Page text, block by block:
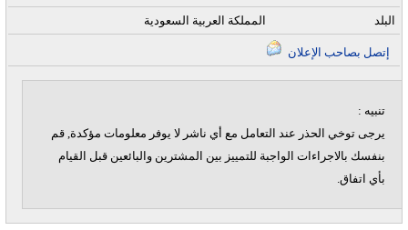
المملكة العربية السعودية البلد
تنبيه :
يرجى توخي الحذر عند التعامل مع أي ناشر لا يوفر معلومات مؤكدة, قم
بنفسك بالاجراءات الواجبة للتمييز بين المشترين والبائعين قبل القيام
بأي اتفاق.